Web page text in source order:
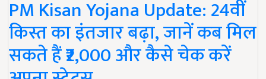
PM Kisan Yojana Update: 24वीं
किस्त का इंतजार बढ़ा, जानें कब मिल
सकते हैं ₹2,000 और कैसे चेक करें